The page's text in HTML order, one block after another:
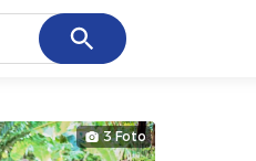
Cancel
3 Foto